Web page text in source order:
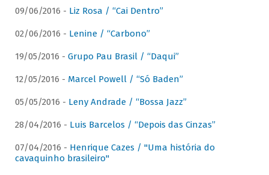
09/06/2016 - Liz Rosa / “Cai Dentro”
02/06/2016 - Lenine / “Carbono”
19/05/2016 - Grupo Pau Brasil / “Daqui”
12/05/2016 - Marcel Powell / “Só Baden”
05/05/2016 - Leny Andrade / “Bossa Jazz”
28/04/2016 - Luis Barcelos / “Depois das Cinzas”
07/04/2016 - Henrique Cazes / "Uma história do
cavaquinho brasileiro"